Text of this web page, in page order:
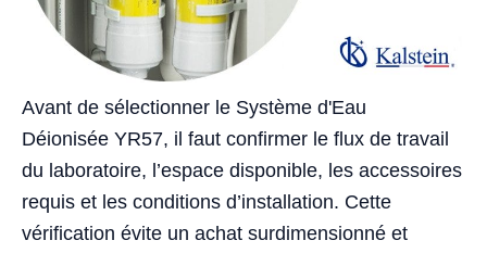
Avant de sélectionner le Système d'Eau
Déionisée YR57, il faut confirmer le flux de travail
du laboratoire, l’espace disponible, les accessoires
requis et les conditions d’installation. Cette
vérification évite un achat surdimensionné et